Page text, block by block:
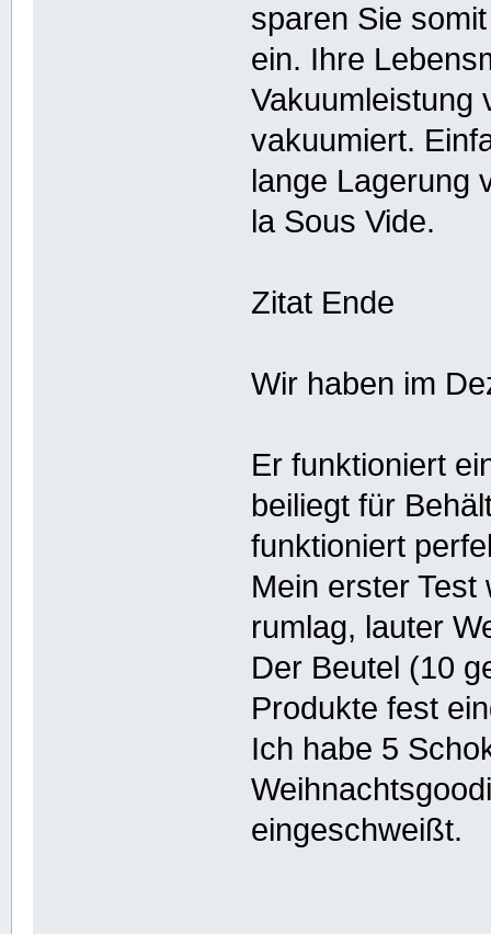
sparen Sie
ein. Ihre
Vakuumleistung
vakuumiert.
lange Lagerung
la Sous Vide.
Zitat Ende
Wir haben im
Er funktioniert
beiliegt für
funktioniert
Mein erster
rumlag, lauter
Der Beutel (10
Produkte fest
Ich habe 5
eingeschweißt.